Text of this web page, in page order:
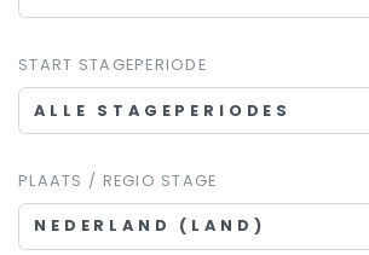
START STAGEPERIODE
ALLE STAGEPERIODES
PLAATS / REGIO STAGE
NEDERLAND (LAND)